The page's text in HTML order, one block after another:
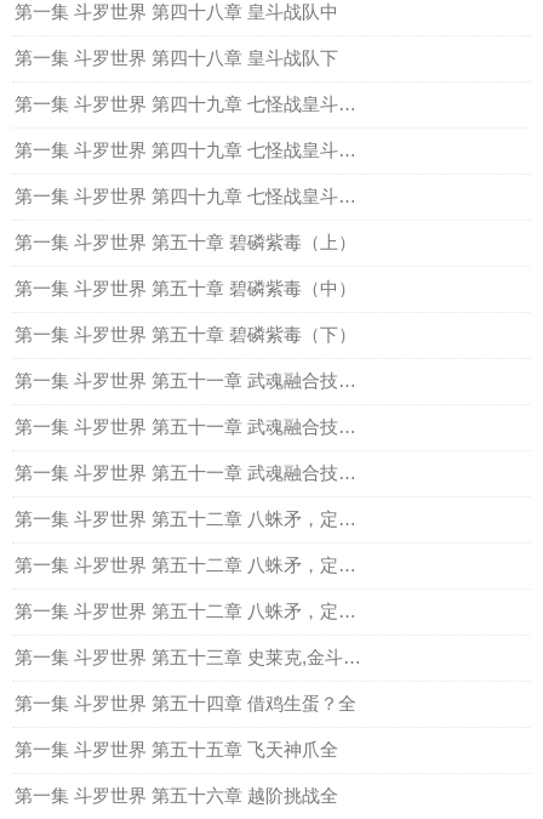
第一集 斗罗世界 第四十八章 皇斗战队中
第一集 斗罗世界 第四十八章 皇斗战队下
第一集 斗罗世界 第四十九章 七怪战皇斗（上）
第一集 斗罗世界 第四十九章 七怪战皇斗（中）
第一集 斗罗世界 第四十九章 七怪战皇斗（下）
第一集 斗罗世界 第五十章 碧磷紫毒（上）
第一集 斗罗世界 第五十章 碧磷紫毒（中）
第一集 斗罗世界 第五十章 碧磷紫毒（下）
第一集 斗罗世界 第五十一章 武魂融合技之幽冥白虎（上）
第一集 斗罗世界 第五十一章 武魂融合技之幽冥白虎（中）
第一集 斗罗世界 第五十一章 武魂融合技之幽冥白虎（下）
第一集 斗罗世界 第五十二章 八蛛矛，定胜负（上）
第一集 斗罗世界 第五十二章 八蛛矛，定胜负（中）
第一集 斗罗世界 第五十二章 八蛛矛，定胜负（下）
第一集 斗罗世界 第五十三章 史莱克,金斗魂级战队全
第一集 斗罗世界 第五十四章 借鸡生蛋？全
第一集 斗罗世界 第五十五章 飞天神爪全
第一集 斗罗世界 第五十六章 越阶挑战全